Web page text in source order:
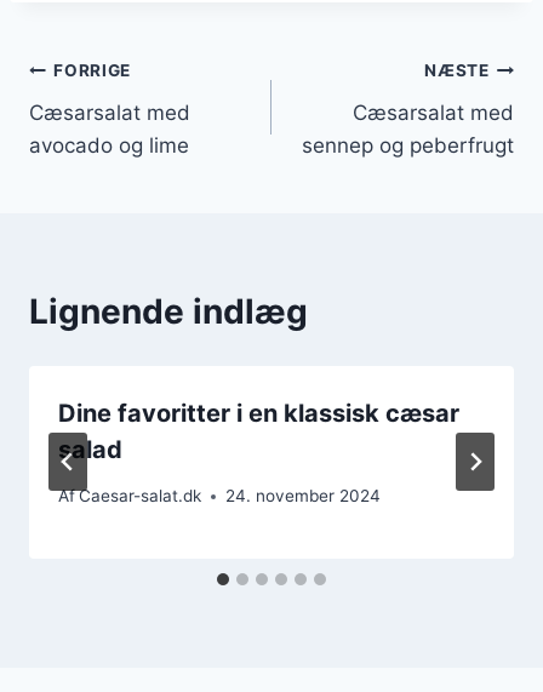
Indlægsnavigation
FORRIGE
Cæsarsalat med
avocado og lime
NÆSTE
Cæsarsalat med
sennep og peberfrugt
Lignende indlæg
Dine favoritter i en klassisk cæsar
salad
AfCaesar-salat.dk 24. november 2024